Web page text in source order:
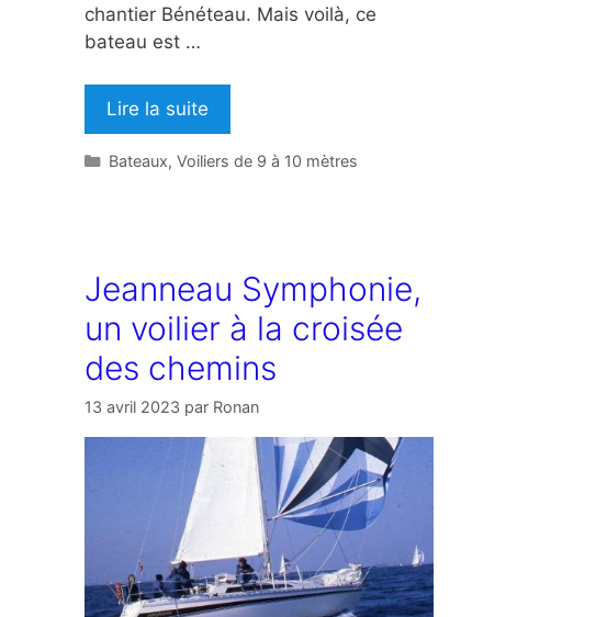
chantier Bénéteau. Mais voilà, ce
bateau est …
Lire la suite
Catégories
Bateaux, Voiliers de 9 à 10 mètres
Jeanneau Symphonie,
un voilier à la croisée
des chemins
13 avril 2023 par Ronan